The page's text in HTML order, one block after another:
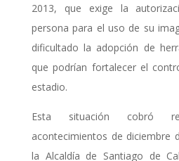
2013, que exige la
persona para el uso de su
dificultado la adopción de
que podrían fortalecer el
estadio.
Esta situación cobró
acontecimientos de diciembre
la Alcaldía de Santiago de